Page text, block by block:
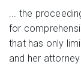
... the
for
that has only
and her